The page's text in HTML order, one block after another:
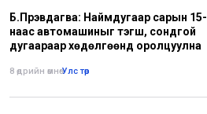
Б.Пүрэвдагва: Наймдугаар сарын 15-
наас автомашиныг тэгш, сондгой
дугаараар хөдөлгөөнд оролцуулна
8 өдрийн өмнө•Улс төр